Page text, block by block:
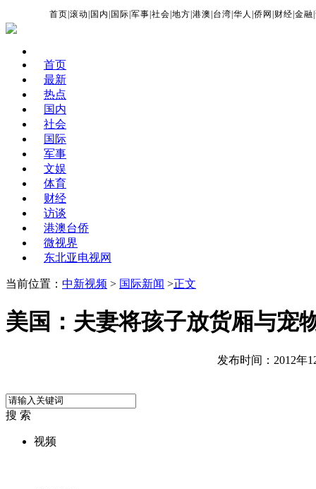
首页 |滚动 国内 国际 |军事 |社会 |地方 |港澳 台湾 |华人 |侨网 财经 |金融 |
首页
最新
热点
国内
社会
国际
军事
文娱
体育
财经
访谈
港澳台侨
微视界
东北亚电视网
当前位置： 中新视频 > 国际新闻 >正文
美国：夫妻将孩子放货厢与宠
发布时间：2012年
搜 索
视频